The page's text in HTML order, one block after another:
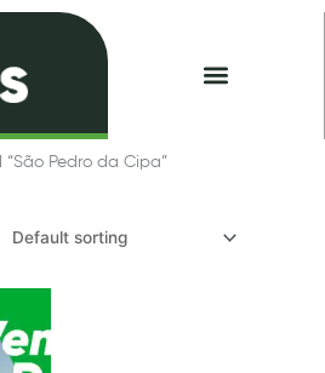
Pedro da Cipa”